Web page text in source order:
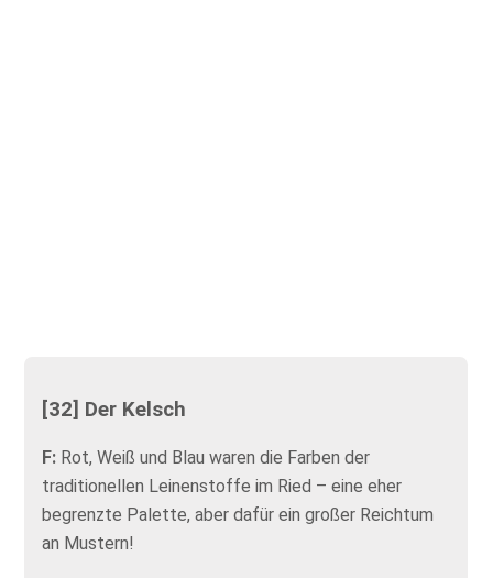
[32] Der Kelsch
F: Rot, Weiß und Blau waren die Farben der
traditionellen Leinenstoffe im Ried – eine eher
begrenzte Palette, aber dafür ein großer Reichtum
an Mustern!